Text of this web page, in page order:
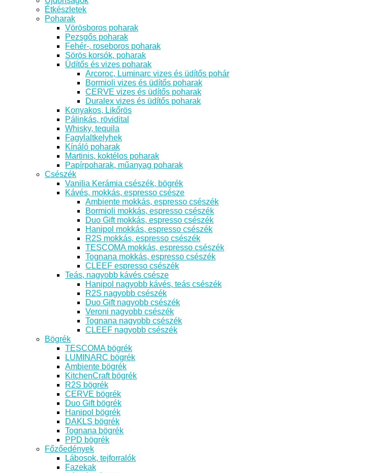
Étkészletek
Poharak
Vörösboros poharak
Pezsgős poharak
Fehér-, roseboros poharak
Sörös korsók, poharak
Üdítős és vizes poharak
Arcoroc, Luminarc vizes és üdítős pohár
Bormioli vizes és üdítős poharak
CERVE vizes és üdítős poharak
Duralex vizes és üdítős poharak
Konyakos, Likőrös
Pálinkás, rövidital
Whisky, tequila
Fagylaltkelyhek
Kínáló poharak
Martinis, koktélos poharak
Papírpoharak, műanyag poharak
Csészék
Vanilia Kerámia csészék, bögrék
Kávés, mokkás, espresso csésze
Ambiente mokkás, espresso csészék
Bormioli mokkás, espresso csészék
Duo Gift mokkás, espresso csészék
Hanipol mokkás, espresso csészék
R2S mokkás, espresso csészék
TESCOMA mokkás, espresso csészék
Tognana mokkás, espresso csészék
CLEEF espresso csészék
Teás, nagyobb kávés csésze
Hanipol nagyobb kávés, teás csészék
R2S nagyobb csészék
Duo Gift nagyobb csészék
Veroni nagyobb csészék
Tognana nagyobb csészék
CLEEF nagyobb csészék
Bögrék
TESCOMA bögrék
LUMINARC bögrék
Ambiente bögrék
KitchenCraft bögrék
R2S bögrék
CERVE bögrék
Duo Gift bögrék
Hanipol bögrék
DAKLS bögrék
Tognana bögrék
PPD bögrék
Főzőedények
Lábosok, tejforralók
Fazekak